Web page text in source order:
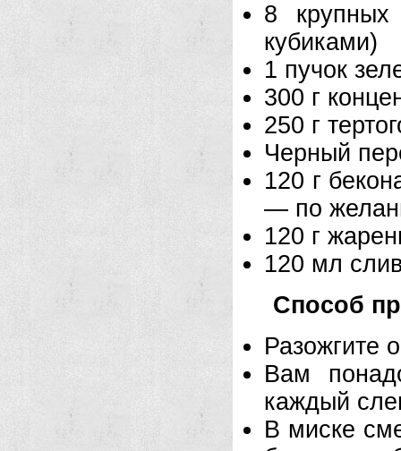
8 крупных
кубиками)
1 пучок
300 г
250 г
Черный
120 г
— по
120 г
120 мл
Способ
Разожгите
Вам
каждый
В миске